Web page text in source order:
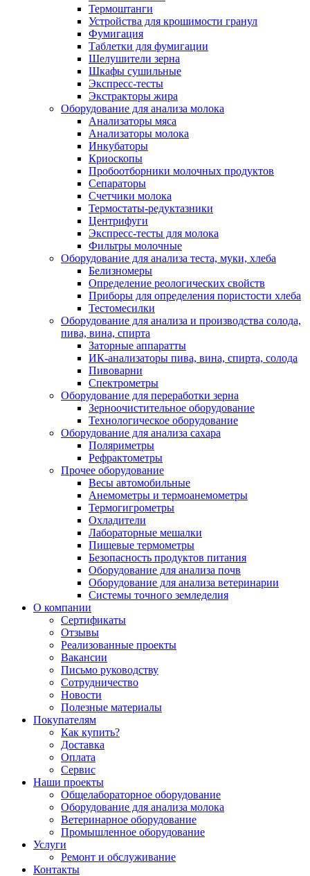
Термоштанги
Устройства для крошимости гранул
Фумигация
Таблетки для фумигации
Шелушители зерна
Шкафы сушильные
Экспресс-тесты
Экстракторы жира
Оборудование для анализа молока
Анализаторы мяса
Анализаторы молока
Инкубаторы
Криоскопы
Пробоотборники молочных продуктов
Сепараторы
Счетчики молока
Термостаты-редуктазники
Центрифуги
Экспресс-тесты для молока
Фильтры молочные
Оборудование для анализа теста, муки, хлеба
Белизномеры
Определение реологических свойств
Приборы для определения пористости хлеба
Тестомесилки
Оборудование для анализа и производства солода,
пива, вина, спирта
Заторные аппаратты
ИК-анализаторы пива, вина, спирта, солода
Пивоварни
Спектрометры
Оборудование для переработки зерна
Зерноочистительное оборудование
Технологическое оборудование
Оборудование для анализа сахара
Поляриметры
Рефрактометры
Прочее оборудование
Весы автомобильные
Анемометры и термоанемометры
Термогигрометры
Охладители
Лабораторные мешалки
Пищевые термометры
Безопасность продуктов питания
Оборудование для анализа почв
Оборудование для анализа ветеринарии
Системы точного земледелия
О компании
Сертификаты
Отзывы
Реализованные проекты
Вакансии
Письмо руководству
Сотрудничество
Новости
Полезные материалы
Покупателям
Как купить?
Доставка
Оплата
Сервис
Наши проекты
Общелабораторное оборудование
Оборудование для анализа молока
Ветеринарное оборудование
Промышленное оборудование
Услуги
Ремонт и обслуживание
Контакты